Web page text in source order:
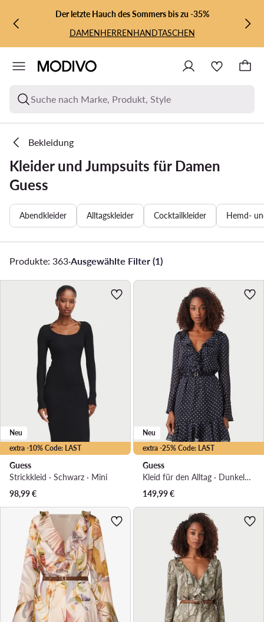
ZUM HAUPTINHALT SPRINGEN
ZUR SUCHEDer letzte Hauch des Sommers bis zu -35%
DAMENHERRENHANDTASCHEN
Suche nach Marke, Produkt, Style
Bekleidung
Kleider und Jumpsuits für Damen
Guess
Abendkleider Alltagskleider Cocktailkleider Hemd-
Produkte: 363·Ausgewählte Filter (1)
extra -10% Code: LAST
Neu
Guess
Strickkleid · Schwarz · Mini
98,99€
extra -25% Code: LAST
Neu
Guess
Kleid für den Alltag · Dunkelblau · Mini
149,99€